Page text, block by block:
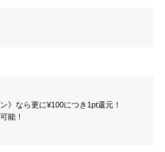
》なら更に¥100につき1pt還元！
能！